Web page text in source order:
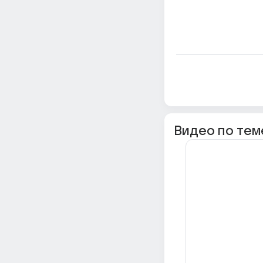
Видео по